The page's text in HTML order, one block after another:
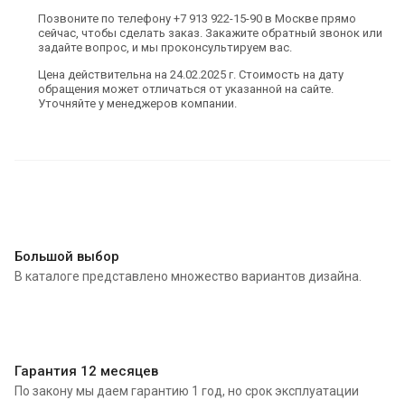
Позвоните по телефону +7 913 922-15-90 в Москве прямо
сейчас, чтобы сделать заказ. Закажите обратный звонок или
задайте вопрос, и мы проконсультируем вас.
Цена действительна на 24.02.2025 г. Стоимость на дату
обращения может отличаться от указанной на сайте.
Уточняйте у менеджеров компании.
Большой выбор
В каталоге представлено множество вариантов дизайна.
Гарантия 12 месяцев
По закону мы даем гарантию 1 год, но срок эксплуатации